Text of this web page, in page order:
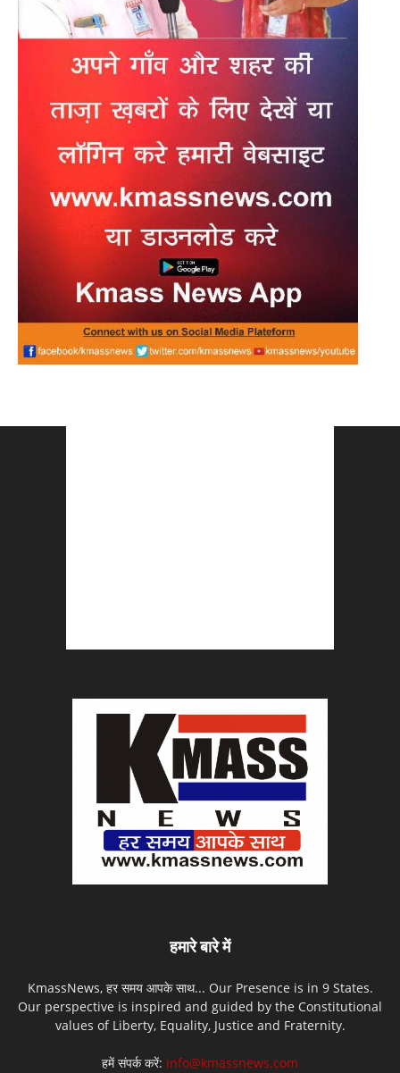
हमारे बारे में
KmassNews, हर समय आपके साथ... Our Presence is in 9 States.
Our perspective is inspired and guided by the Constitutional
values of Liberty, Equality, Justice and Fraternity.
हमें संपर्क करें: info@kmassnews.com